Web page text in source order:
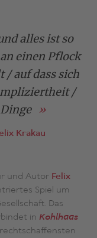
alles ist so
einen Pflock
/ auf dass sich
/
Krakau
und Autor Felix
Spiel um
Das
in Kohlhaas